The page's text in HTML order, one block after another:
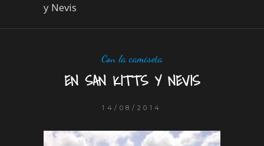
y Nevis
Con la camiseta
EN SAN KITTS Y NEVIS
14/08/2014